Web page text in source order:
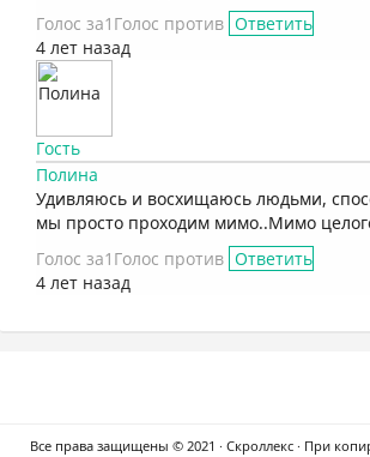
Голос за1 Голос против Ответить
4 лет назад
Гость
Полина
Удивляюсь и восхищаюсь людьми,
мы просто проходим мимо..Мимо
Голос за1 Голос против Ответить
4 лет назад
Все права защищены © 2021 · Скроллекс · При